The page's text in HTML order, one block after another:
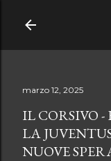
marzo 12, 2025
IL CORSIVO
LA
NUOVE